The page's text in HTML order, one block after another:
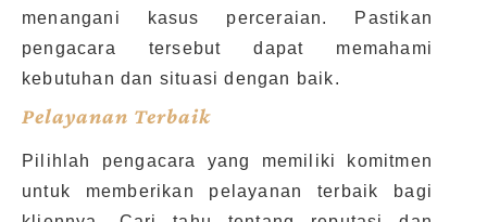
menangani kasus perceraian. Pastikan
pengacara tersebut dapat memahami
kebutuhan dan situasi dengan baik.
Pelayanan Terbaik
Pilihlah pengacara yang memiliki komitmen
untuk memberikan pelayanan terbaik bagi